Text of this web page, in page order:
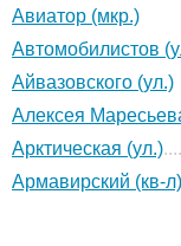
Авиатор (мкр.)
Автомобилистов
Айвазовского (ул.)
Алексея
Арктическая (ул.)
Армавирский (кв-л)